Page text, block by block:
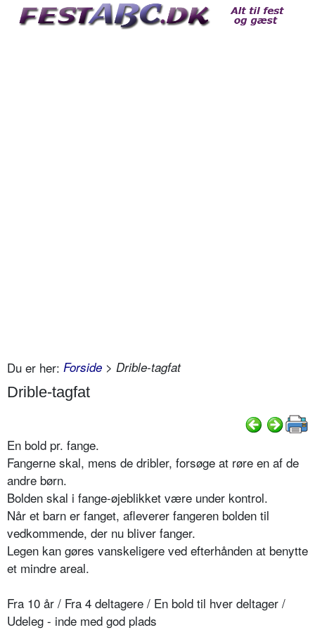
Du er her: Forside > Drible-tagfat
Drible-tagfat
En bold pr. fange.
Fangerne skal, mens de dribler, forsøge at røre en af de
andre børn.
Bolden skal i fange-øjeblikket være under kontrol.
Når et barn er fanget, afleverer fangeren bolden til
vedkommende, der nu bliver fanger.
Legen kan gøres vanskeligere ved efterhånden at benytte
et mindre areal.
Fra 10 år / Fra 4 deltagere / En bold til hver deltager /
Udeleg - inde med god plads